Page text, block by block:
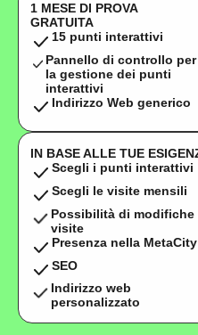
1 MESE DI PROVA
GRATUITA
15 punti interattivi
Pannello di controllo per
la gestione dei punti
interattivi
Indirizzo Web generico
IN BASE ALLE TUE
Scegli i punti interattivi
Scegli le visite mensili
Possibilità di modifiche
visite
Presenza nella
SEO
Indirizzo web
personalizzato